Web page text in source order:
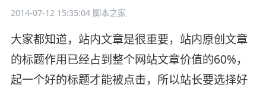
2014-07-12 15:35:04脚本之家
大家都知道，站内文章是很重要，站内原创文章
的标题作用已经占到整个网站文章价值的60%，
起一个好的标题才能被点击，所以站长要选择好